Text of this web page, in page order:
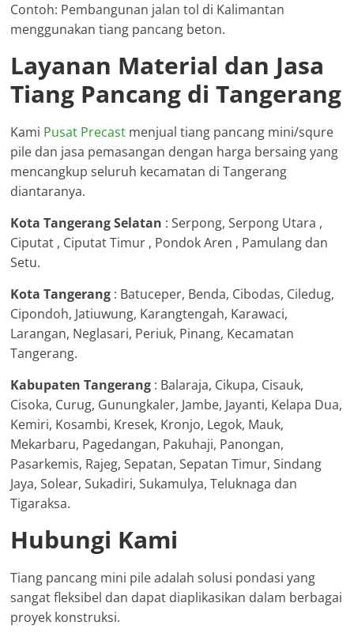
Contoh: Pembangunan jalan tol di Kalimantan
menggunakan tiang pancang beton.
Layanan Material dan Jasa
Tiang Pancang di Tangerang
Kami Pusat Precast menjual tiang pancang mini/squre
pile dan jasa pemasangan dengan harga bersaing yang
mencangkup seluruh kecamatan di Tangerang
diantaranya.
Kota Tangerang Selatan : Serpong, Serpong Utara ,
Ciputat , Ciputat Timur , Pondok Aren , Pamulang dan
Setu.
Kota Tangerang : Batuceper, Benda, Cibodas, Ciledug,
Cipondoh, Jatiuwung, Karangtengah, Karawaci,
Larangan, Neglasari, Periuk, Pinang, Kecamatan
Tangerang.
Kabupaten Tangerang : Balaraja, Cikupa, Cisauk,
Cisoka, Curug, Gunungkaler, Jambe, Jayanti, Kelapa Dua,
Kemiri, Kosambi, Kresek, Kronjo, Legok, Mauk,
Mekarbaru, Pagedangan, Pakuhaji, Panongan,
Pasarkemis, Rajeg, Sepatan, Sepatan Timur, Sindang
Jaya, Solear, Sukadiri, Sukamulya, Teluknaga dan
Tigaraksa.
Hubungi Kami
Tiang pancang mini pile adalah solusi pondasi yang
sangat fleksibel dan dapat diaplikasikan dalam berbagai
proyek konstruksi.